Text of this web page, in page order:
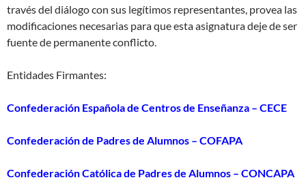
través del diálogo con sus legítimos representantes, provea las
modificaciones necesarias para que esta asignatura deje de ser
fuente de permanente conflicto.
Entidades Firmantes:
Confederación Española de Centros de Enseñanza – CECE
Confederación de Padres de Alumnos – COFAPA
Confederación Católica de Padres de Alumnos – CONCAPA